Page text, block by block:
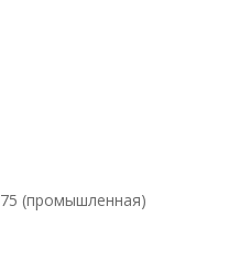
75 (промышленная)